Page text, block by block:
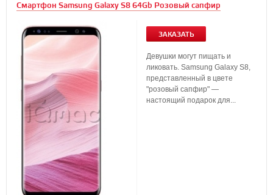
Смартфон Samsung Galaxy S8 64Gb Розовый сапфир
ЗАКАЗАТЬ
Девушки могут пищать и
ликовать. Samsung Galaxy S8,
представленный в цвете
"розовый сапфир" —
настоящий подарок для...